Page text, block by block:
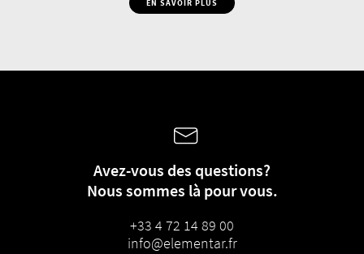
EN SAVOIR PLUS
Avez-vous des questions?
Nous sommes là pour vous.
+33 4 72 14 89 00
info@elementar.fr